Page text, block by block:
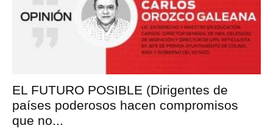
EL FUTURO POSIBLE (Dirigentes de
países poderosos hacen compromisos
que no...